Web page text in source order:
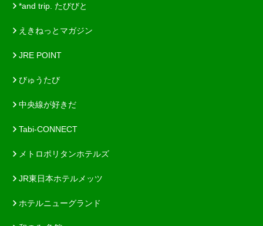
*and trip. たびびと
えきねっとマガジン
JRE POINT
びゅうたび
中央線が好きだ
Tabi-CONNECT
メトロポリタンホテルズ
JR東日本ホテルメッツ
ホテルニューグランド